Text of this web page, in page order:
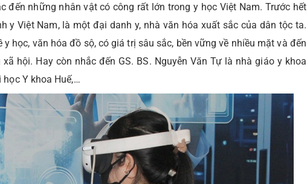
đến những nhân vật có công rất lớn trong y học Việt Nam. Trước hết
y Việt Nam, là một đại danh y, nhà văn hóa xuất sắc của dân tộc ta.
học, văn hóa đồ sộ, có giá trị sâu sắc, bền vững về nhiều mặt và đến
hội. Hay còn nhắc đến GS. BS. Nguyễn Văn Tự là nhà giáo y khoa
Y khoa Huế,…